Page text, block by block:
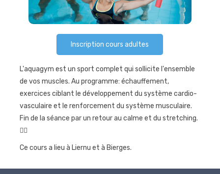
Cours
adultes
Anniversaires
écoles
JOBS
Journées
sportives
Contact
Inscription cours adultes
L'aquagym est un sport complet qui sollicite l'ensemble
de vos muscles. Au programme: échauffement,
exercices ciblant le développement du système cardio-
vasculaire et le renforcement du système musculaire.
Fin de la séance par un retour au calme et du stretching.
🏊‍♀️
Ce cours a lieu à Liernu et à Bierges.